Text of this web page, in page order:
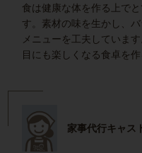
食は健康な体を作る上で
す。素材の味を生かし、
メニューを工夫していま
目にも楽しくなる食卓を
家事代行キャス